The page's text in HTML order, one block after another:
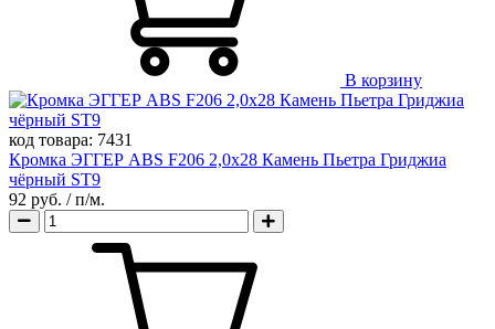
В корзину
код товара: 7431
Кромка ЭГГЕР ABS F206 2,0х28 Камень Пьетра Гриджиа
чёрный ST9
92 руб. / п/м.